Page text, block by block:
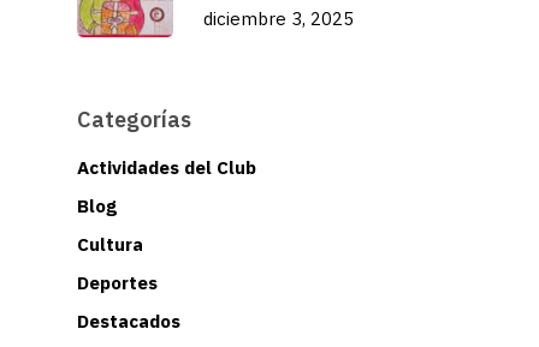
diciembre 3, 2025
Categorías
Actividades del Club
Blog
Cultura
Deportes
Destacados